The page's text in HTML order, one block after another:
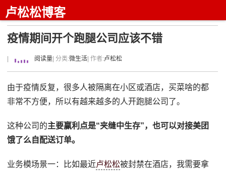
卢松松博客
疫情期间开个跑腿公司应该不错
阅读量 | 分类:微生活 | 作者:卢松松
由于疫情反复，很多人被隔离在小区或酒店，买菜啥的都
非常不方便，所以有越来越多的人开跑腿公司了。
这种公司的主要赢利点是“夹缝中生存”，也可以对接美团
饿了么自配送订单。
业务模场景一：比如最近卢松松被封禁在酒店，我需要拿